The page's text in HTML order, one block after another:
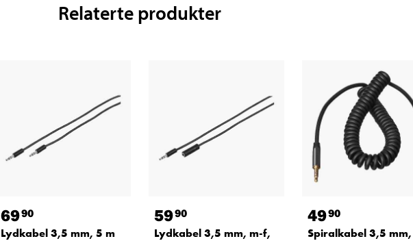
Relaterte produkter
6990
Lydkabel 3,5 mm, 5 m
5990
Lydkabel 3,5 mm, m-f,
4990
Spiralkabel 3,5 mm,